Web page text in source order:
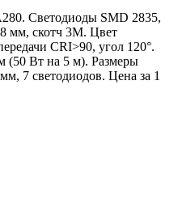
Светодиоды SMD 2835,
мм, скотч 3M. Цвет
CRI>90, угол 120°.
(50 Вт на 5 м). Размеры
7 светодиодов. Цена за 1